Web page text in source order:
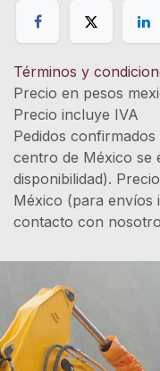
Términos y
Precio en pesos
Precio
Pedidos
centro de México se
disponibilidad).
México (para envíos
contacto con